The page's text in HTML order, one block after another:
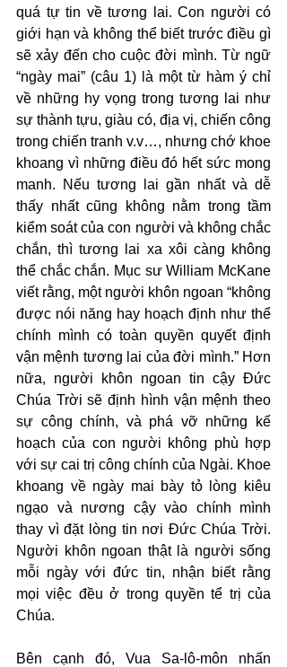
quá tự tin về tương lai. Con người có
giới hạn và không thể biết trước điều gì
sẽ xảy đến cho cuộc đời mình. Từ ngữ
“ngày mai” (câu 1) là một từ hàm ý chỉ
về những hy vọng trong tương lai như
sự thành tựu, giàu có, địa vị, chiến công
trong chiến tranh v.v…, nhưng chớ khoe
khoang vì những điều đó hết sức mong
manh. Nếu tương lai gần nhất và dễ
thấy nhất cũng không nằm trong tầm
kiểm soát của con người và không chắc
chắn, thì tương lai xa xôi càng không
thể chắc chắn. Mục sư William McKane
viết rằng, một người khôn ngoan “không
được nói năng hay hoạch định như thể
chính mình có toàn quyền quyết định
vận mệnh tương lai của đời mình.” Hơn
nữa, người khôn ngoan tin cậy Đức
Chúa Trời sẽ định hình vận mệnh theo
sự công chính, và phá vỡ những kế
hoạch của con người không phù hợp
với sự cai trị công chính của Ngài. Khoe
khoang về ngày mai bày tỏ lòng kiêu
ngạo và nương cậy vào chính mình
thay vì đặt lòng tin nơi Đức Chúa Trời.
Người khôn ngoan thật là người sống
mỗi ngày với đức tin, nhận biết rằng
mọi việc đều ở trong quyền tể trị của
Chúa.
Bên cạnh đó, Vua Sa-lô-môn nhấn